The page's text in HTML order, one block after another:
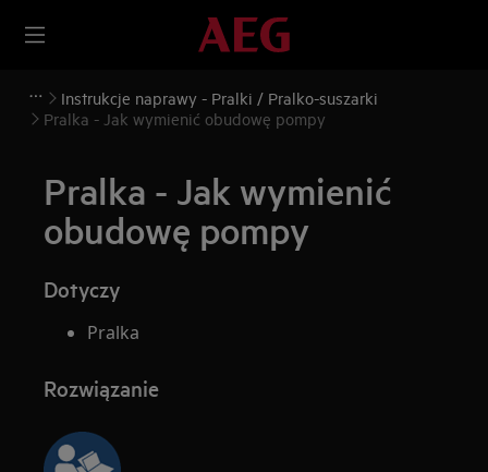
Instrukcje naprawy - Pralki / Pralko-suszarki
Pralka - Jak wymienić obudowę pompy
Pralka - Jak wymienić
obudowę pompy
Dotyczy
Pralka
Rozwiązanie